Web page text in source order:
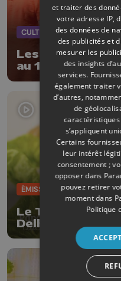
CULTURE
Les Estivales
au 16 août
ÉMISSIONS
Le Tartare de
Delhaize et
et traiter des
votre adresse IP,
des données de
des publicités et
mesurer les
des insights
services.
également traiter
d’autres,
de
caractéristiques
s’appliquent
Certains
leur intérêt
consentement ;
opposer dans
pouvez retirer
moment dans
Politique